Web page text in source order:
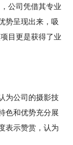
公司凭借其专业
势呈现出来，吸
目更是获得了业
为公司的摄影技
色和优势充分展
表示赞赏，认为